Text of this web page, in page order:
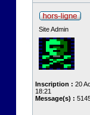
Site Admin
Inscription : 20
18:21
Message(s) :